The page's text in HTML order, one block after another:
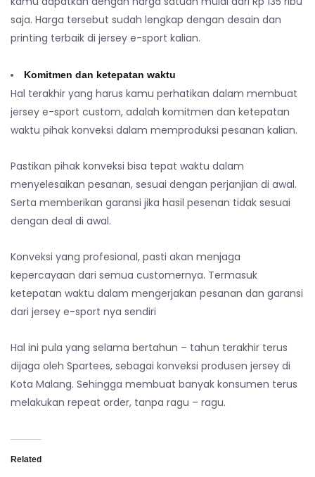
saja. Harga tersebut sudah lengkap dengan desain dan
printing terbaik di jersey e-sport kalian.
Komitmen dan ketepatan waktu
Hal terakhir yang harus kamu perhatikan dalam membuat
jersey e-sport custom, adalah komitmen dan ketepatan
waktu pihak konveksi dalam memproduksi pesanan kalian.
Pastikan pihak konveksi bisa tepat waktu dalam
menyelesaikan pesanan, sesuai dengan perjanjian di awal.
Serta memberikan garansi jika hasil pesenan tidak sesuai
dengan deal di awal.
Konveksi yang profesional, pasti akan menjaga
kepercayaan dari semua customernya. Termasuk
ketepatan waktu dalam mengerjakan pesanan dan garansi
dari jersey e-sport nya sendiri
Hal ini pula yang selama bertahun – tahun terakhir terus
dijaga oleh Spartees, sebagai konveksi produsen jersey di
Kota Malang. Sehingga membuat banyak konsumen terus
melakukan repeat order, tanpa ragu – ragu.
Related